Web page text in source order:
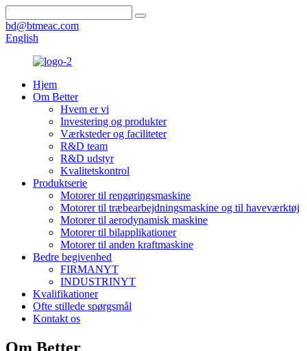
bd@btmeac.com
English
Hjem
Om Better
Hvem er vi
Investering og produkter
Værksteder og faciliteter
R&D team
R&D udstyr
Kvalitetskontrol
Produktserie
Motorer til rengøringsmaskine
Motorer til træbearbejdningsmaskine og til haveværktøj
Motorer til aerodynamisk maskine
Motorer til bilapplikationer
Motorer til anden kraftmaskine
Bedre begivenhed
FIRMANYT
INDUSTRINYT
Kvalifikationer
Ofte stillede spørgsmål
Kontakt os